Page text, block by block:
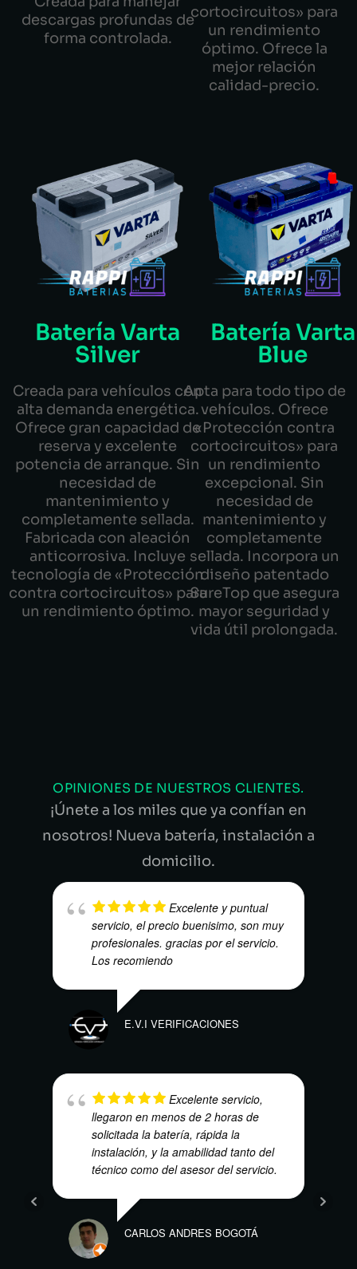
descargas profundas de
forma controlada.
cortocircuitos» para
un rendimiento
óptimo. Ofrece la
mejor relación
calidad-precio.
Batería Varta
Silver
Creada para vehículos con
alta demanda energética.
Ofrece gran capacidad de
reserva y excelente
potencia de arranque. Sin
necesidad de
mantenimiento y
completamente sellada.
Fabricada con aleación
anticorrosiva. Incluye
tecnología de «Protección
contra cortocircuitos» para
un rendimiento óptimo.
Batería Varta
Blue
Apta para todo tipo de
vehículos. Ofrece
«Protección contra
cortocircuitos» para
un rendimiento
excepcional. Sin
necesidad de
mantenimiento y
completamente
sellada. Incorpora un
diseño patentado
SureTop que asegura
mayor seguridad y
vida útil prolongada.
OPINIONES DE NUESTROS CLIENTES.
¡Únete a los miles que ya confían en
nosotros! Nueva batería, instalación a
domicilio.
Excelente y puntual
servicio, el precio buenisimo, son muy
profesionales. gracias por el servicio.
Los recomiendo
E.V.I VERIFICACIONES
Excelente servicio,
llegaron en menos de 2 horas de
solicitada la batería, rápida la
instalación, y la amabilidad tanto del
técnico como del asesor del servicio.
CARLOS ANDRES BOGOTÁ